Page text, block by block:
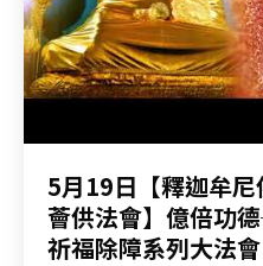
5月19日【釋迦牟
薈供法會】億倍功
祈福除障系列大法會